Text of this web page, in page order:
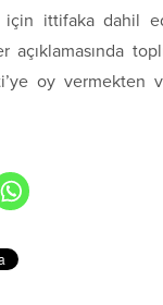
ittifaka dahil
açıklamasında
oy vermekten